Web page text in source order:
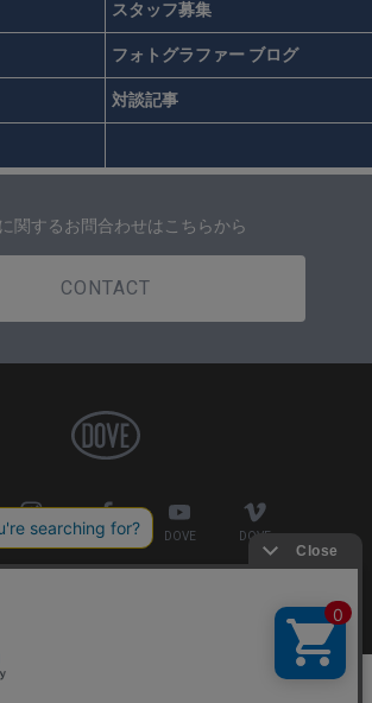
スタッフ募集
フォトグラファー ブログ
対談記事
関するお問合わせはこちらから
CONTACT
FACTORY DOVE DOVE DOVE
DOVE SURFING WETSUITS. All Rights Reserved.